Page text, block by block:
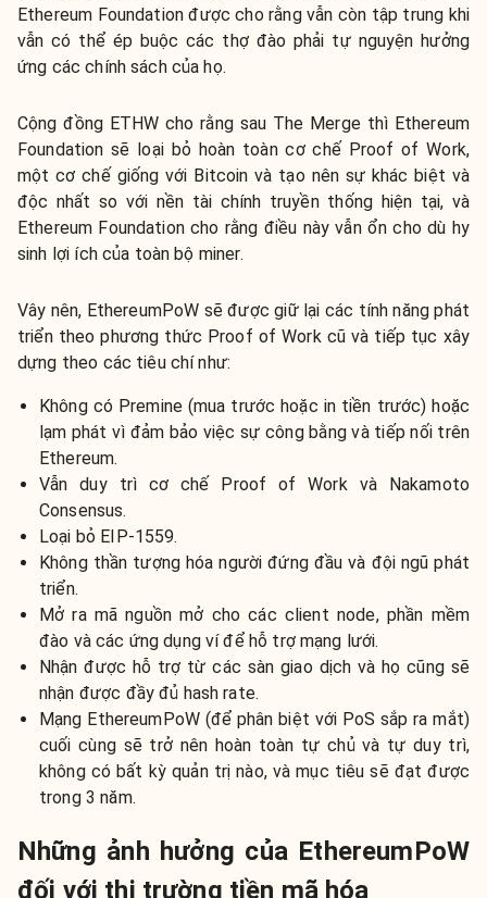
Ethereum Foundation được cho rằng vẫn còn tập trung khi
vẫn có thể ép buộc các thợ đào phải tự nguyện hưởng
ứng các chính sách của họ.
Cộng đồng ETHW cho rằng sau The Merge thì Ethereum
Foundation sẽ loại bỏ hoàn toàn cơ chế Proof of Work,
một cơ chế giống với Bitcoin và tạo nên sự khác biệt và
độc nhất so với nền tài chính truyền thống hiện tại, và
Ethereum Foundation cho rằng điều này vẫn ổn cho dù hy
sinh lợi ích của toàn bộ miner.
Vây nên, EthereumPoW sẽ được giữ lại các tính năng phát
triển theo phương thức Proof of Work cũ và tiếp tục xây
dựng theo các tiêu chí như:
Không có Premine (mua trước hoặc in tiền trước) hoặc
lạm phát vì đảm bảo việc sự công bằng và tiếp nối trên
Ethereum.
Vẫn duy trì cơ chế Proof of Work và Nakamoto
Consensus.
Loại bỏ EIP-1559.
Không thần tượng hóa người đứng đầu và đội ngũ phát
triển.
Mở ra mã nguồn mở cho các client node, phần mềm
đào và các ứng dụng ví để hỗ trợ mạng lưới.
Nhận được hỗ trợ từ các sàn giao dịch và họ cũng sẽ
nhận được đầy đủ hash rate.
Mạng EthereumPoW (để phân biệt với PoS sắp ra mắt)
cuối cùng sẽ trở nên hoàn toàn tự chủ và tự duy trì,
không có bất kỳ quản trị nào, và mục tiêu sẽ đạt được
trong 3 năm.
Những ảnh hưởng của EthereumPoW
đối với thị trường tiền mã hóa